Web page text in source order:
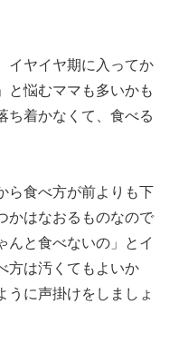
イヤイヤ期に入ってか
と悩むママも多いかも
ち着かなくて、食べる
ら食べ方が前よりも下
かはなおるものなので
んと食べないの」とイ
方は汚くてもよいか
うに声掛けをしましょ